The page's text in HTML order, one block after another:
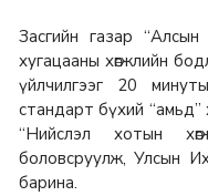
Засгийн газар
хугацааны хөгжлийн
үйлчилгээг 20
стандарт бүхий “амьд”
“Нийслэл хотын
боловсруулж, Улсын
барина.